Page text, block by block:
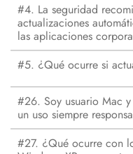
#4. La seguridad
actualizaciones
las aplicaciones
#5. ¿Qué ocurre si
#26. Soy usuario Mac
un uso siempre
#27. ¿Qué ocurre con